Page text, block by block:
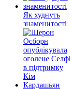
Як худнуть
знаменитості